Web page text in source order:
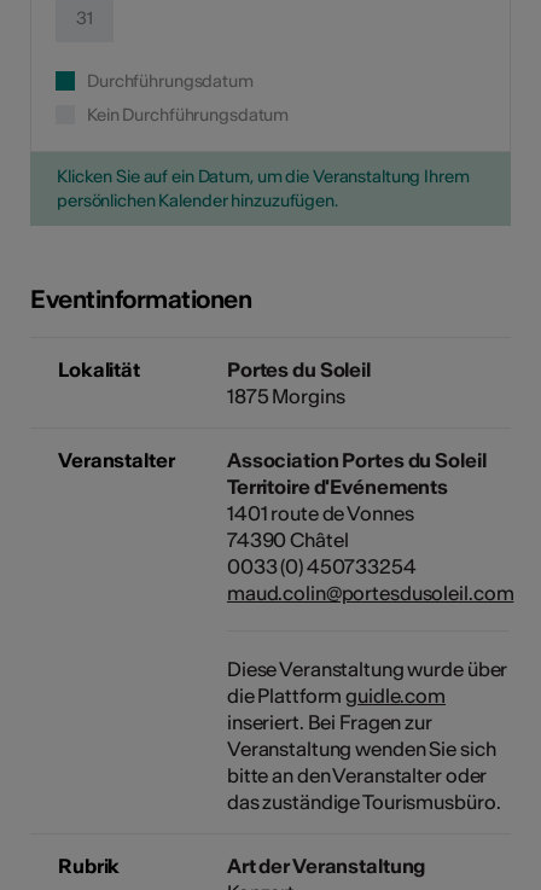
31
Durchführungsdatum
Kein Durchführungsdatum
Klicken Sie auf ein Datum, um die Veranstaltung Ihrem
persönlichen Kalender hinzuzufügen.
Eventinformationen
Lokalität
Portes du Soleil
1875 Morgins
Veranstalter
Association Portes du Soleil
Territoire d'Evénements
1401 route de Vonnes
74390 Châtel
0033 (0) 450733254
maud.colin@portesdusoleil.com
Diese Veranstaltung wurde über
die Plattformguidle.com
inseriert. Bei Fragen zur
Veranstaltung wenden Sie sich
bitte an den Veranstalter oder
das zuständige Tourismusbüro.
Rubrik
Art der Veranstaltung